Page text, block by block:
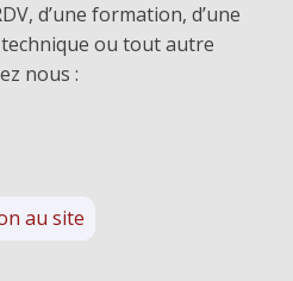
d’une formation, d’une
ou tout autre
nous :
au site